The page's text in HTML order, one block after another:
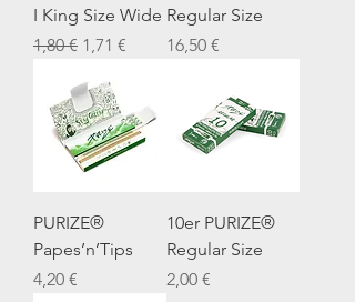
I King Size Wide
Standardpreis
1,80 € Sale-Preis
1,71 €
Regular Size
Preis
16,50 €
PURIZE®
Papes’n’Tips
Preis
4,20 €
10er PURIZE®
Regular Size
Preis
2,00 €